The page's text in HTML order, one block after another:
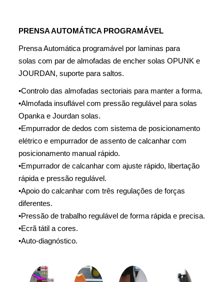
PRENSA AUTOMÁTICA PROGRAMÁVEL
Prensa Automática programável por laminas para
solascom par de almofadas de encher solas OPUNK e
JOURDAN,suporte para saltos.
•Controlo das almofadas sectoriais para manter a forma.
•Almofada insuflável com pressão regulável para solas
Opanka eJourdan solas.
•Empurrador de dedos com sistema de posicionamento
elétricoe empurrador de assento de calcanhar com
posicionamento manual rápido.
•Empurrador de calcanhar com ajuste rápido, libertação
rápida e pressão regulável.
•Apoio do calcanhar com três regulações de forças
diferentes.
•Pressão de trabalho regulável de forma rápida e precisa.
•Ecrã tátil a cores.
•Auto-diagnóstico.